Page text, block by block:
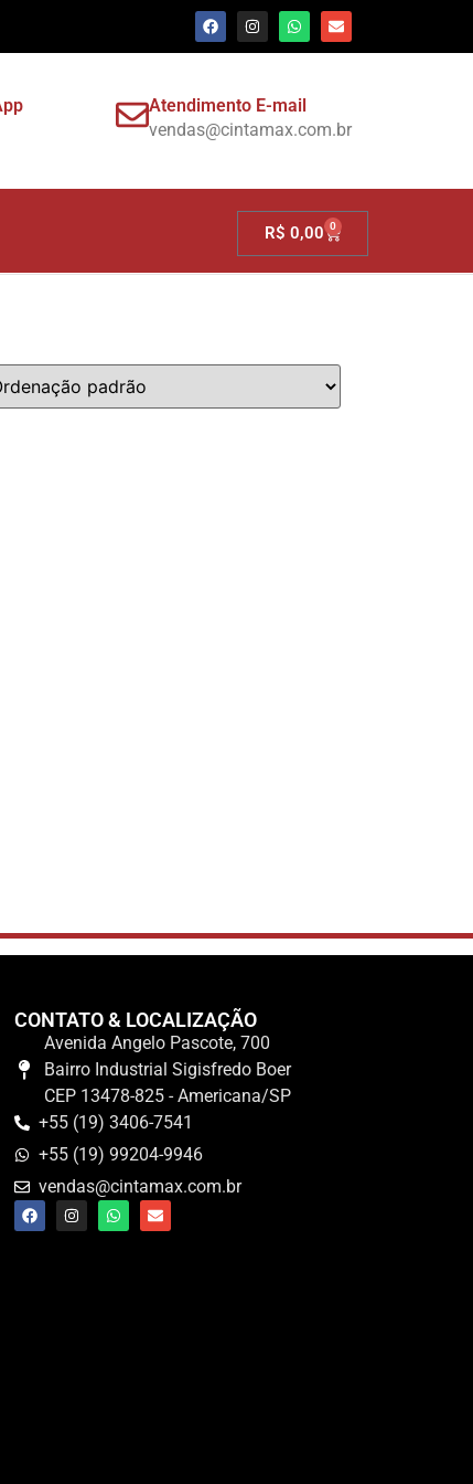
Atendimento E-mail
vendas@cintamax.com.br
R$ 0,00 0
CONTATO & LOCALIZAÇÃO
Avenida Angelo Pascote, 700
Bairro Industrial Sigisfredo Boer
CEP 13478-825 - Americana/SP
+55 (19) 3406-7541
+55 (19) 99204-9946
vendas@cintamax.com.br